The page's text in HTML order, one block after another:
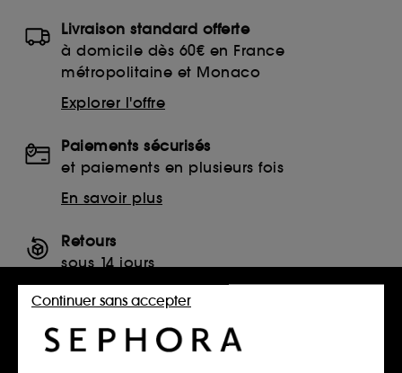
Livraison standard offerte
à domicile dès 60€ en France
métropolitaine et Monaco
Explorer l'offre
Paiements sécurisés
et paiements en plusieurs fois
En savoir plus
Retours
sous 14 jours
Retourner mon article
SERVICES, CONTACT ET CONDITIONS DES OFFRES
Continuer sans accepter